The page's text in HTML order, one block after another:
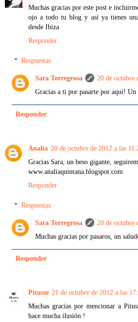
Muchas gracias por este post e
ojo a todo tu blog y así ya tienes
desde Ibiza
Responder
Respuestas
Sara Torregrosa
20 de octubre
Gracias a ti por pasarte por aquí! Un
Responder
Analía 20 de octubre de 2012 a las
Gracias Sara, un beso gigante,
www.analiaquintana.blogspot.com
Responder
Respuestas
Sara Torregrosa
20 de octubre
Muchas gracias por pasaros, un
Responder
Pitusse 21 de octubre de 2012 a las
Muchas gracias por mencionar a
hace mucha ilusión !